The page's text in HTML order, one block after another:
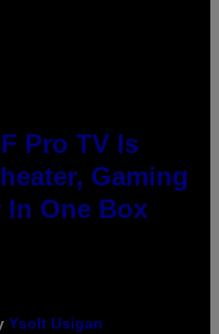
Pro TV Is
Gaming
One Box
Ysolt Usigan